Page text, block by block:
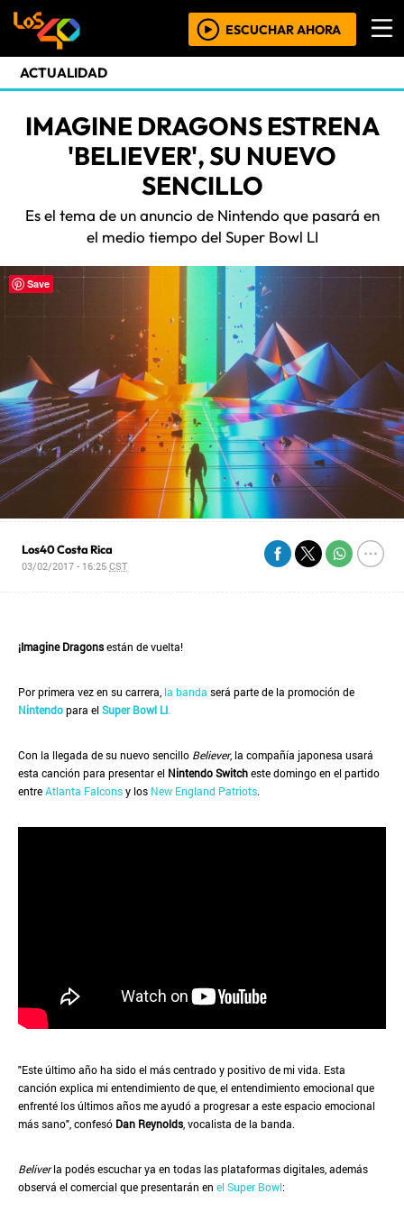
ESCUCHAR AHORA
ACTUALIDAD
IMAGINE DRAGONS ESTRENA
'BELIEVER', SU NUEVO
SENCILLO
Es el tema de un anuncio de Nintendo que pasará en
el medio tiempo del Super Bowl LI
Los40 Costa Rica
03/02/2017 - 16:25CST
¡Imagine Dragonsestán de vuelta!
Por primera vez en su carrera, la banda será parte de la promoción de
Nintendopara elSuper Bowl LI.
Con la llegada de su nuevo sencillo Believer, la compañía japonesa usará
esta canción para presentar el Nintendo Switcheste domingo en el partido
entreAtlanta Falconsy los New England Patriots.
"Este último año ha sido el más centrado y positivo de mi vida. Esta
canción explica mi entendimiento de que, el entendimiento emocional que
enfrenté los últimos años me ayudó a progresar a este espacio emocional
más sano", confesó Dan Reynolds, vocalista de la banda.
Beliverla podés escuchar ya en todas las plataformas digitales, además
observá el comercial que presentarán en el Super Bowl:
Save